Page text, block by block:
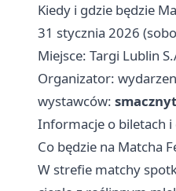
Kiedy i gdzie będzie
31 stycznia 2026
Miejsce: Targi Lublin
Organizator:
wystawców:
Informacje o biletach i
Co będzie na Matcha
W strefie matchy